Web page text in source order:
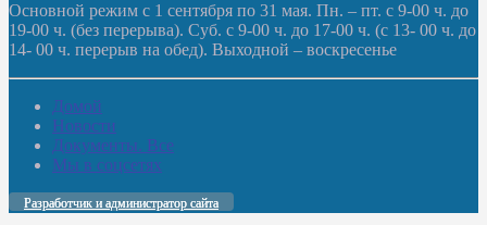
Основной режим с 1 сентября по 31 мая. Пн. – пт. с 9-00 ч. до
19-00 ч. (без перерыва). Суб. с 9-00 ч. до 17-00 ч. (с 13- 00 ч. до
14- 00 ч. перерыв на обед). Выходной – воскресенье
Домой
Новости
Документы. Все
Мы в соцсетях
Разработчик и администратор сайта